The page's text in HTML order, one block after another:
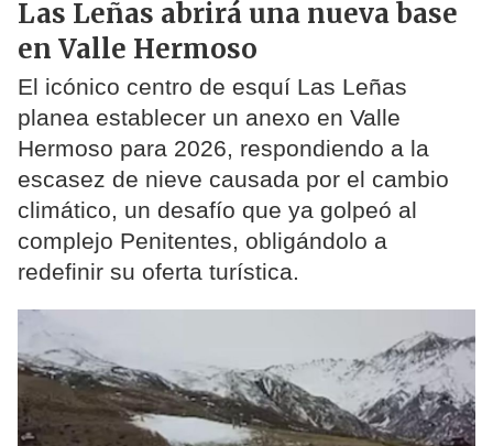
Las Leñas abrirá una nueva base
en Valle Hermoso
El icónico centro de esquí Las Leñas
planea establecer un anexo en Valle
Hermoso para 2026, respondiendo a la
escasez de nieve causada por el cambio
climático, un desafío que ya golpeó al
complejo Penitentes, obligándolo a
redefinir su oferta turística.